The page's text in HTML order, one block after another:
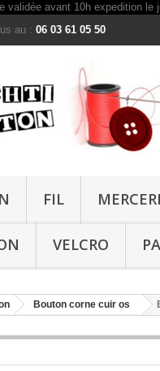
au : 06 03 61 05 50
FIL
VELCRO
Bouton corne cuir os